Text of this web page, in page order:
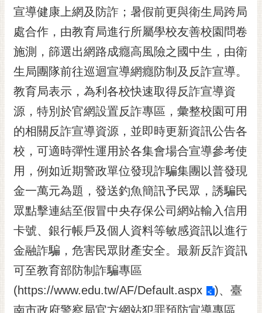
閱
電
子
報
市
民
信
箱
English
日
本
隱
私
權
及
安
全
政
策
宣導健康上網及防詐；暑假前更與衛生局跨局
處合作，由教育局進行所屬學校友善校園問卷
施測，篩選出網路成癮高風險之國中生，由衛
生局團隊前往巡迴宣導網癮防制及反詐宣導。
教育局表示，為利各校快速取得反詐宣導資
源，特別於官網設置反詐專區，彙整校園可用
的相關反詐宣導資源，並即時更新資訊公告各
校，可適時彈性運用於各集會場合宣導參考使
用，例如近期警政單位發現詐騙集團以普發現
金一萬元為題，發送釣魚簡訊予民眾，誘騙民
眾點擊連結至假冒中央存保公司網站輸入信用
卡號、銀行帳戶及個人資料等敏感資訊以進行
金融詐騙，危害民眾財產安全。最新反詐資訊
可至教育部防制詐騙專區
(https://www.edu.tw/AF/Default.aspx
)、臺
南市政府警察局官方網站犯罪預防宣導專區